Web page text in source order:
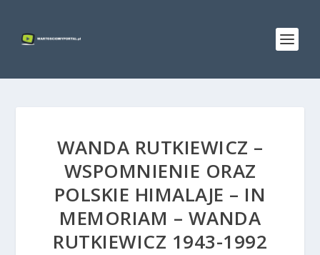
WANDA RUTKIEWICZ –
WSPOMNIENIE ORAZ
POLSKIE HIMALAJE – IN
MEMORIAM – WANDA
RUTKIEWICZ 1943-1992